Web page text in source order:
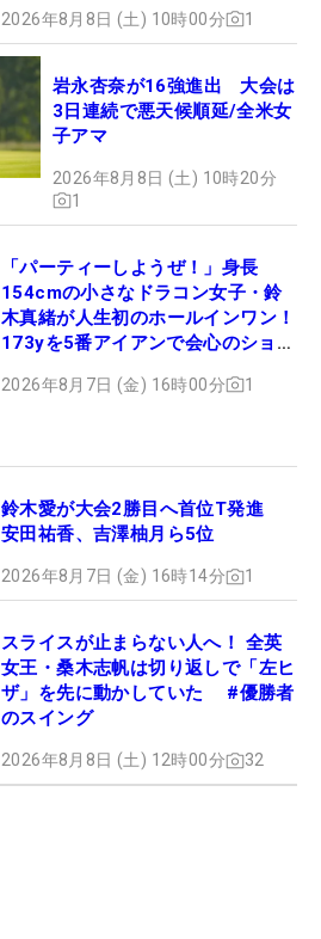
2026年8月8日 (土) 10時00分 1
岩永杏奈が16強進出 大会は
3日連続で悪天候順延/全米女
子アマ
2026年8月8日 (土) 10時20分
1
「パーティーしようぜ！」身長
154cmの小さなドラコン女子・鈴
木真緒が人生初のホールインワン！
173yを5番アイアンで会心のショッ
2026年8月7日 (金) 16時00分 1
鈴木愛が大会2勝目へ首位T発進
安田祐香、吉澤柚月ら5位
2026年8月7日 (金) 16時14分 1
スライスが止まらない人へ！ 全英
女王・桑木志帆は切り返しで「左ヒ
ザ」を先に動かしていた #優勝者
のスイング
2026年8月8日 (土) 12時00分 32